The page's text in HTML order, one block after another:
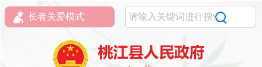
长者关爱模式